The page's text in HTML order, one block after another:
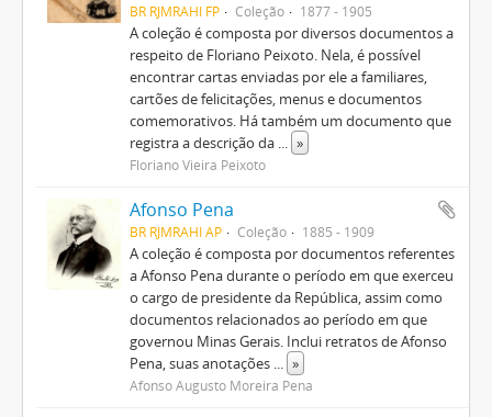
BR RJMRAHI FP Coleção 1877 - 1905
A coleção é composta por diversos documentos a
respeito de Floriano Peixoto. Nela, é possível
encontrar cartas enviadas por ele a familiares,
cartões de felicitações, menus e documentos
comemorativos. Há também um documento que
registra a descrição da ... »
Floriano Vieira Peixoto
Afonso Pena
BR RJMRAHI AP Coleção 1885 - 1909
A coleção é composta por documentos referentes
a Afonso Pena durante o período em que exerceu
o cargo de presidente da República, assim como
documentos relacionados ao período em que
governou Minas Gerais. Inclui retratos de Afonso
Pena, suas anotações ... »
Afonso Augusto Moreira Pena